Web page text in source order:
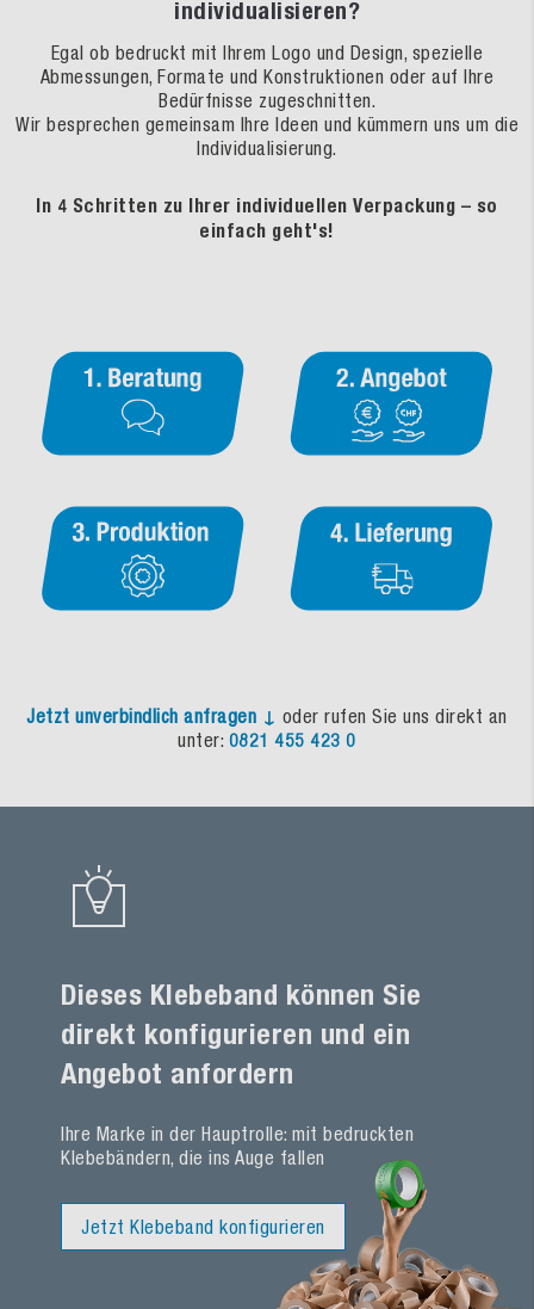
individualisieren?
Egal ob bedruckt mit Ihrem Logo und Design, spezielle
Abmessungen, Formate und Konstruktionen oder auf Ihre
Bedürfnisse zugeschnitten.
Wir besprechen gemeinsam Ihre Ideen und kümmern uns um die
Individualisierung.
In 4 Schritten zu Ihrer individuellen Verpackung – so
einfach geht's!
Jetzt unverbindlich anfragen ↓ oder rufen Sie uns direkt an
unter: 0821 455 423 0
Dieses Klebeband können Sie
direkt konfigurieren und ein
Angebot anfordern
Ihre Marke in der Hauptrolle: mit bedruckten
Klebebändern, die ins Auge fallen
Jetzt Klebeband konfigurieren